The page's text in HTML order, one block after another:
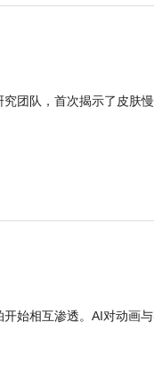
团队，首次揭示了皮肤
始相互渗透。AI对动画